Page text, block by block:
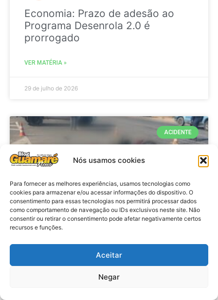
Nós usamos cookies
Para fornecer as melhores experiências, usamos tecnologias como
cookies para armazenar e/ou acessar informações do dispositivo. O
consentimento para essas tecnologias nos permitirá processar dados
como comportamento de navegação ou IDs exclusivos neste site. Não
consentir ou retirar o consentimento pode afetar negativamente certos
recursos e funções.
Aceitar
Negar
Economia: Prazo de adesão ao
Programa Desenrola 2.0 é
prorrogado
VER MATÉRIA »
29 de julho de 2026
ACIDENTE
Acidente: A caminho do trabalho
professora se envolve em
acidente e vai a obito na RN 118
no Alto do Rodrigues, RN